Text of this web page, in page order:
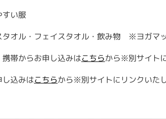
い服
オル・フェイスタオル・飲み物 ※ヨガマ
帯からお申し込みはこちらから※別サイト
込みはこちらから※別サイトにリンクいた